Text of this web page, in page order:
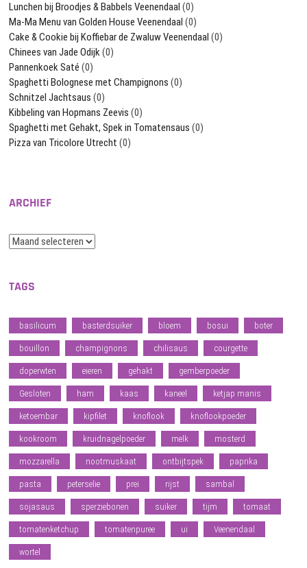
Lunchen bij Broodjes & Babbels Veenendaal (0)
Ma-Ma Menu van Golden House Veenendaal (0)
Cake & Cookie bij Koffiebar de Zwaluw Veenendaal (0)
Chinees van Jade Odijk(0)
Pannenkoek Saté (0)
Spaghetti Bolognese met Champignons (0)
Schnitzel Jachtsaus (0)
Kibbeling van Hopmans Zeevis (0)
Spaghetti met Gehakt, Spek in Tomatensaus (0)
Pizza van Tricolore Utrecht (0)
ARCHIEF
Archief
TAGS
basilicum basterdsuiker bloem bosui boter
bouillon champignons chilisaus courgette
doperwten eieren gehakt gemberpoeder
Gesloten ham kaas kaneel ketjap manis
ketoembar kipfilet knoflook knoflookpoeder
kookroom kruidnagelpoeder melk mosterd
mozzarella nootmuskaat ontbijtspek paprika
pasta peterselie prei rijst sambal
sojasaus sperziebonen suiker tijm tomaat
tomatenketchup tomatenpuree ui Veenendaal
wortel